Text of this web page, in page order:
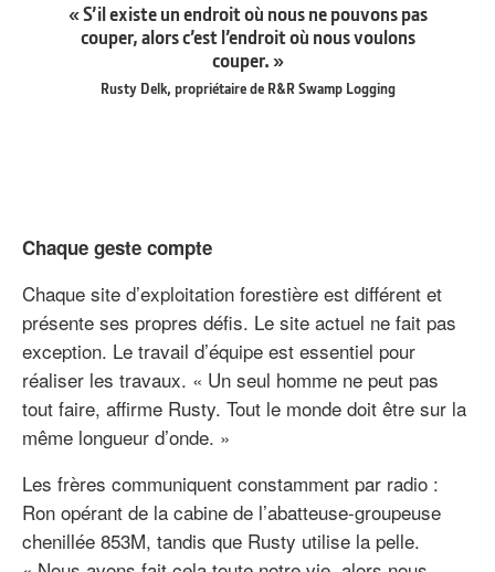
« S’il existe un endroit où nous ne pouvons pas
couper, alors c’est l’endroit où nous voulons
couper. »
Rusty Delk, propriétaire de R&R Swamp Logging
Chaque geste compte
Chaque site d’exploitation forestière est différent et
présente ses propres défis. Le site actuel ne fait pas
exception. Le travail d’équipe est essentiel pour
réaliser les travaux. « Un seul homme ne peut pas
tout faire, affirme Rusty. Tout le monde doit être sur la
même longueur d’onde. »
Les frères communiquent constamment par radio :
Ron opérant de la cabine de l’abatteuse-groupeuse
chenillée 853M, tandis que Rusty utilise la pelle.